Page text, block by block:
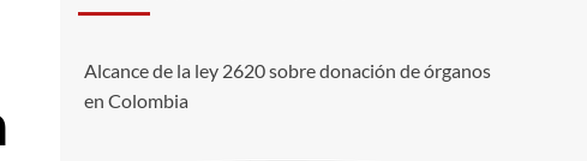
Alcance de la ley 2620 sobre donación de órganos
en Colombia